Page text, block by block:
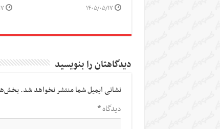
۱۴۰۵/۰۵/۱۷
دیدگاهتان را بنویسید
نشانی ایمیل شما منتشر نخواهد شد.
دیدگاه*